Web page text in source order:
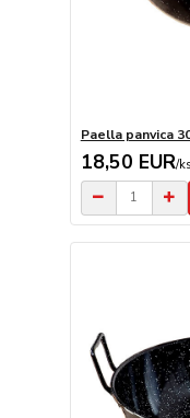
Paella panvica
18,50 EUR/ks